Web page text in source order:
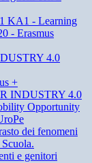
KA1 - Learning
- Erasmus
4.0
+
INDUSTRY 4.0
Opportunity
dei fenomeni
e genitori